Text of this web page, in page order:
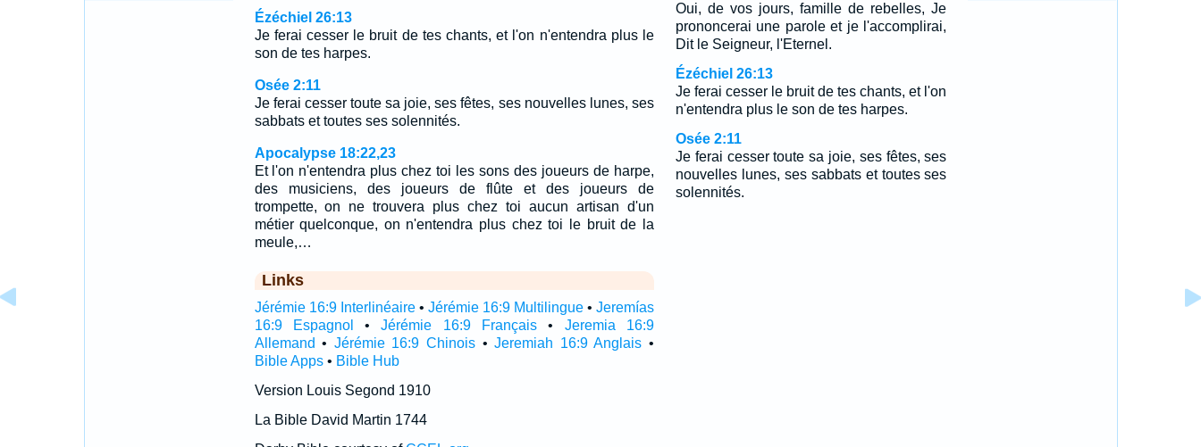
Ézéchiel 26:13
Je ferai cesser le bruit de tes chants, et l'on n'entendra plus le
son de tes harpes.
Osée 2:11
Je ferai cesser toute sa joie, ses fêtes, ses nouvelles lunes, ses
sabbats et toutes ses solennités.
Apocalypse 18:22,23
Et l'on n'entendra plus chez toi les sons des joueurs de harpe,
des musiciens, des joueurs de flûte et des joueurs de
trompette, on ne trouvera plus chez toi aucun artisan d'un
métier quelconque, on n'entendra plus chez toi le bruit de la
meule,…
Links
Jérémie 16:9 Interlinéaire• Jérémie 16:9 Multilingue• Jeremías
16:9 Espagnol
•Jérémie 16:9 Français • Jeremia 16:9
Allemand • Jérémie 16:9 Chinois•Jeremiah 16:9 Anglais •
Bible Apps• Bible Hub
Version Louis Segond 1910
La Bible David Martin 1744
Oui, de vos jours, famille de rebelles, Je
prononcerai une parole et je l'accomplirai,
Dit le Seigneur, l'Eternel.
Ézéchiel 26:13
Je ferai cesser le bruit de tes chants, et l'on
n'entendra plus le son de tes harpes.
Osée 2:11
Je ferai cesser toute sa joie, ses fêtes, ses
nouvelles lunes, ses sabbats et toutes ses
solennités.